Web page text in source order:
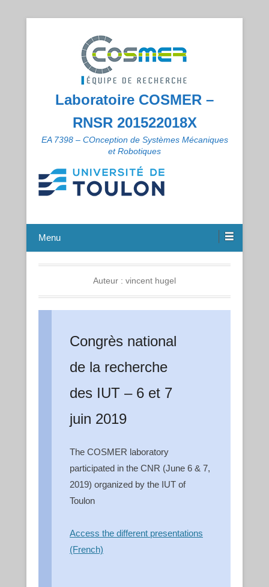
Laboratoire COSMER –
RNSR 201522018X
EA 7398 – COnception de Systèmes Mécaniques
et Robotiques
Menu
Auteur : vincent hugel
Congrès national
de la recherche
des IUT – 6 et 7
juin 2019
The COSMER laboratory
participated in the CNR (June 6 & 7,
2019) organized by the IUT of
Toulon
Access the different presentations
(French)